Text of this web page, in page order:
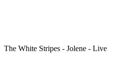
The White Stripes - Jolene - Live